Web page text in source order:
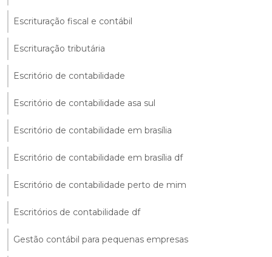
Escrituração fiscal e contábil
Escrituração tributária
Escritório de contabilidade
Escritório de contabilidade asa sul
Escritório de contabilidade em brasília
Escritório de contabilidade em brasília df
Escritório de contabilidade perto de mim
Escritórios de contabilidade df
Gestão contábil para pequenas empresas